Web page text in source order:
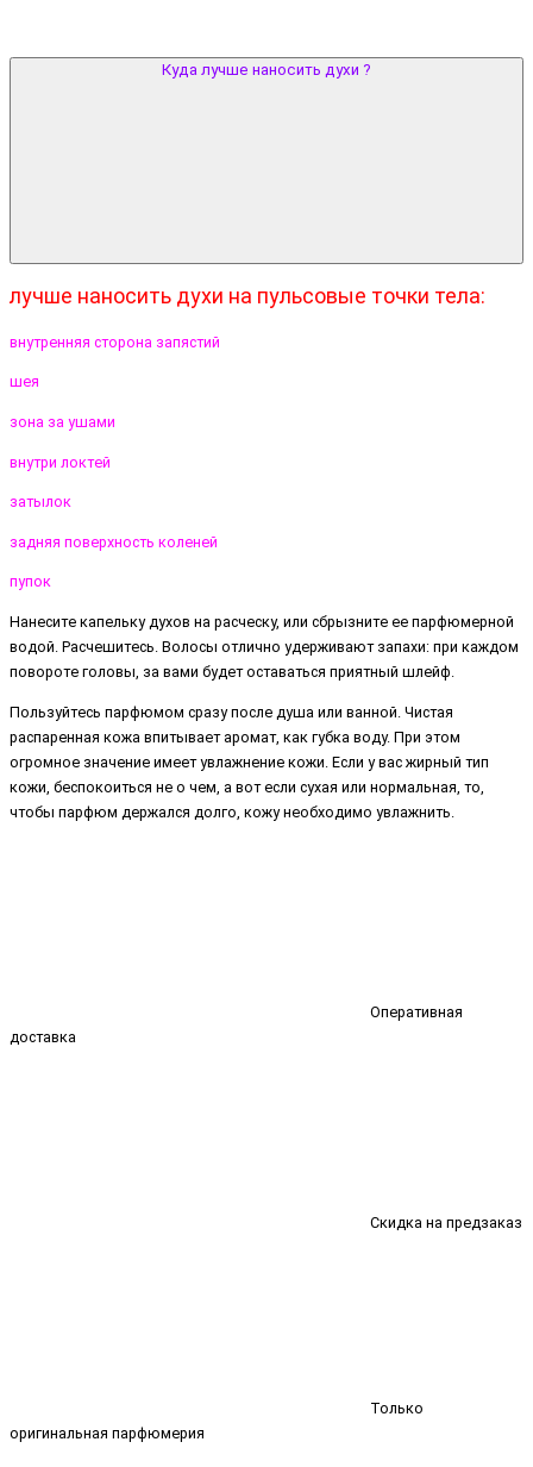
Куда лучше наносить духи ?
лучше наносить духи на пульсовые точки тела:
внутренняя сторона запястий
шея
зона за ушами
внутри локтей
затылок
задняя поверхность коленей
пупок
Нанесите капельку духов на расческу, или сбрызните ее парфюмерной
водой. Расчешитесь. Волосы отлично удерживают запахи: при каждом
повороте головы, за вами будет оставаться приятный шлейф.
Пользуйтесь парфюмом сразу после душа или ванной. Чистая
распаренная кожа впитывает аромат, как губка воду. При этом
огромное значение имеет увлажнение кожи. Если у вас жирный тип
кожи, беспокоиться не о чем, а вот если сухая или нормальная, то,
чтобы парфюм держался долго, кожу необходимо увлажнить.
Оперативная
доставка
Скидка на предзаказ
Только
оригинальная парфюмерия